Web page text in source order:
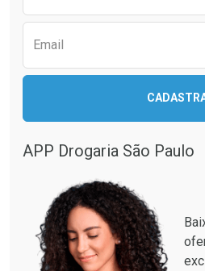
Email
APP Drogaria São Paulo